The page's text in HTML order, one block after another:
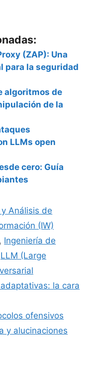
(ZAP): Una
para la seguridad
algoritmos de
de la
LLMs open
cero: Guía
Análisis de
(IW)
, Ingeniería de
LLM (Large
la cara
ofensivos
y alucinaciones